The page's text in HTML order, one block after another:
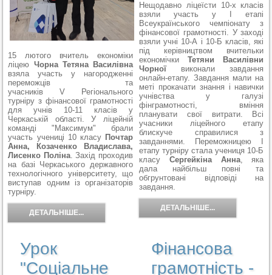
15 лютого вчитель економіки
ліцею Чорна Тетяна Василівна
взяла участь у нагородженні
переможців та
учасників V Регіонального
турніру з фінансової грамотності
для учнів 10-11 класів у
Черкаській області. У ліцейній
команді "Максимум" брали
участь учениці 10 класу Почтар
Анна, Козаченко Владислава,
Лисенко Поліна. Захід проходив
на базі Черкаського державного
технологічного університету, що
виступав одним із організаторів
турніру.
ДЕТАЛЬНІШЕ...
Нещодавно ліцеїсти 10-х класів
взяли участь у І етапі
Всеукраїнського чемпіонату з
фінансової грамотності. У заході
взяли учні 10-А і 10-Б класів, які
під керівництвом вчительки
економічкиТетяни Василівни
Чорноївиконали завдання
онлайн-етапу. Завдання мали на
меті прокачати знання і навички
учнівства у галузі
фінграмотності, вміння
планувати свої витрати. Всі
учасники ліцейного етапу
блискуче справилися з
завданнями. Переможницею І
етапу турніру стала учениця 10-Б
класу Сергейкіна Анна, яка
дала найбільш повні та
обгрунтовані відповіді на
завдання.
ДЕТАЛЬНІШЕ...
Урок
"Соціальне
Фінансова
грамотність -